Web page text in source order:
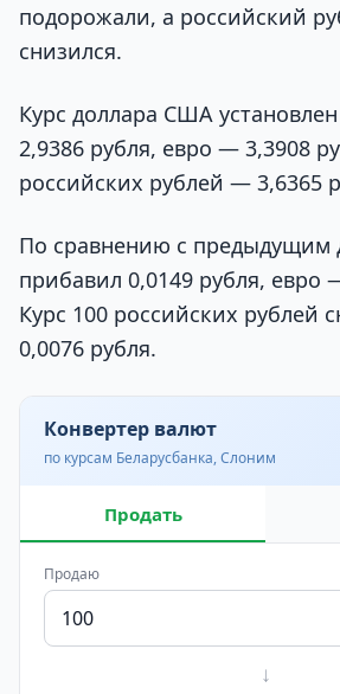
подорожали, а российский
снизился.
Курс доллара США
2,9386 рубля, евро — 3,3908
российских рублей — 3,6365
По сравнению с предыдущим
прибавил 0,0149 рубля, евро
Курс 100 российских рублей
0,0076 рубля.
Конвертер валют
по курсам Беларусбанка, Слоним
Продать
Продаю
↓